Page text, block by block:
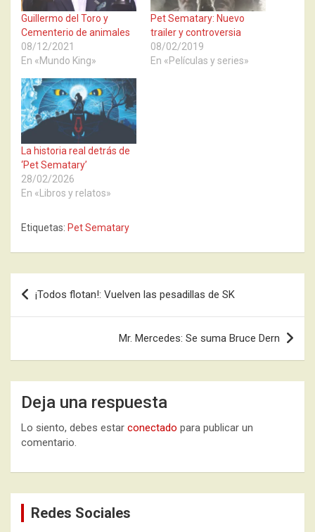
Guillermo del Toro y
Cementerio de animales
08/12/2021
En «Mundo King»
Pet Sematary: Nuevo
trailer y controversia
08/02/2019
En «Películas y series»
La historia real detrás de
‘Pet Sematary’
28/02/2026
En «Libros y relatos»
Etiquetas: Pet Sematary
Navegación
de
¡Todos flotan!: Vuelven las pesadillas de SK
Mr. Mercedes: Se suma Bruce Dern
Deja una respuesta
Lo siento, debes estar conectado para publicar un
comentario.
Redes Sociales